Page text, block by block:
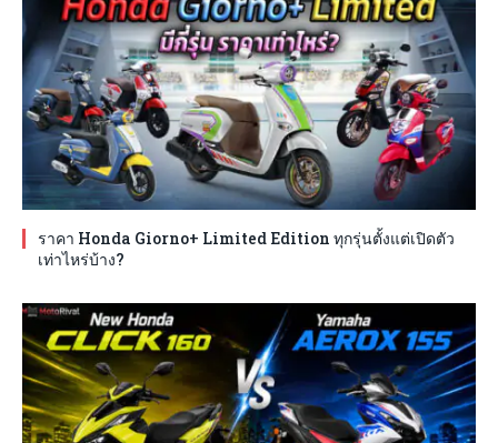
ราคา Honda Giorno+ Limited Edition ทุกรุ่นตั้งแต่เปิดตัว
เท่าไหร่บ้าง?